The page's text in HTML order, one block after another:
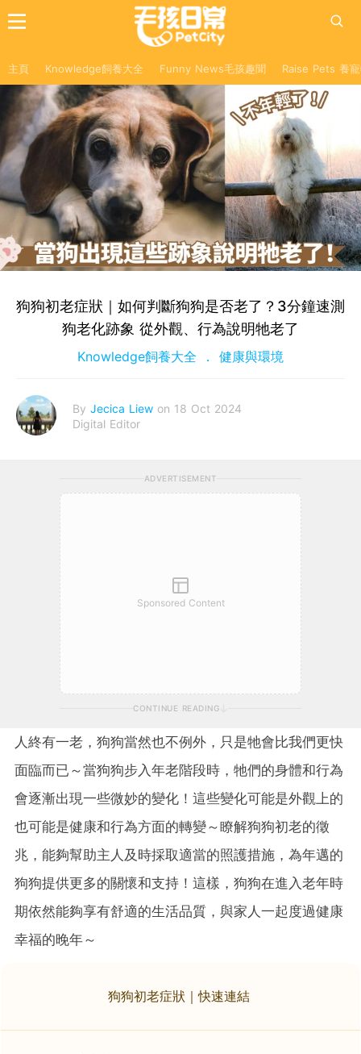
主頁 Knowledge飼養大全 Funny News毛孩趣聞 Raise Pets 養
狗狗初老症狀｜如何判斷狗狗是否老了？3分鐘速測
狗老化跡象 從外觀、行為說明牠老了
Knowledge飼養大全 健康與環境
By Jecica Liew on 18 Oct 2024
Digital Editor
ADVERTISEMENT
Sponsored Content
CONTINUE READING
人終有一老，狗狗當然也不例外，只是牠會比我們更快
面臨而已～當狗狗步入年老階段時，牠們的身體和行為
會逐漸出現一些微妙的變化！這些變化可能是外觀上的
也可能是健康和行為方面的轉變～瞭解狗狗初老的徵
兆，能夠幫助主人及時採取適當的照護措施，為年邁的
狗狗提供更多的關懷和支持！這樣，狗狗在進入老年時
期依然能夠享有舒適的生活品質，與家人一起度過健康
幸福的晚年～
狗狗初老症狀｜快速連結